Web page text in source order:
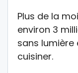
Plus de la
environ 3
sans lumière
cuisiner.